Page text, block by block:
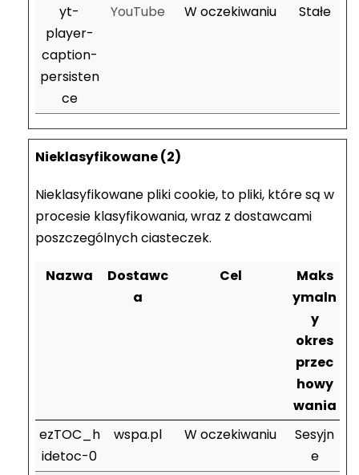
yt-
player-
caption-
persisten
ce
YouTube W oczekiwaniu Stałe
Nieklasyfikowane (2)
Nieklasyfikowane pliki cookie, to pliki, które są w
procesie klasyfikowania, wraz z dostawcami
poszczególnych ciasteczek.
Nazwa
Dostawc
a
Cel
Maks
ymaln
y
okres
przec
howy
wania
ezTOC_h
idetoc-0
wspa.pl W oczekiwaniu
Sesyjn
e